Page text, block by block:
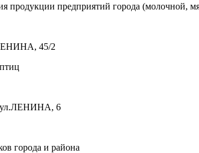
продукции предприятий города (молочной,
45/2
6
города и района